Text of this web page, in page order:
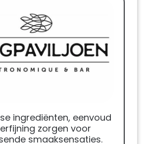
ingrediënten, eenvoud
zorgen voor
smaaksensaties.